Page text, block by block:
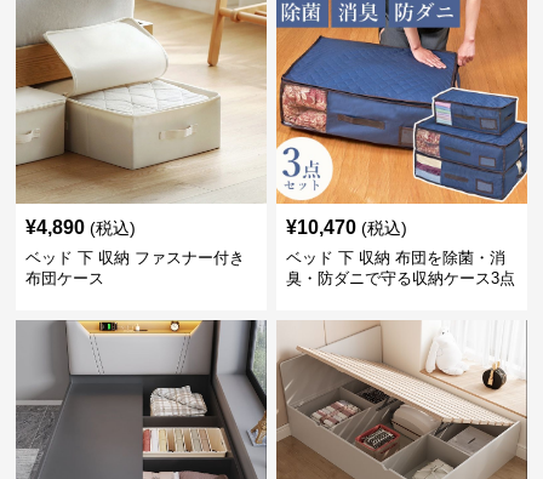
¥4,890 (税込)
ベッド 下 収納 ファスナー付き
布団ケース
¥10,470 (税込)
ベッド 下 収納 布団を除菌・消
臭・防ダニで守る収納ケース3点